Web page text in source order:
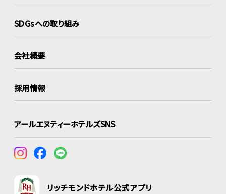
SDGsへの取り組み
会社概要
採用情報
アールエヌティーホテルズSNS
リッチモンドホテル公式アプリ